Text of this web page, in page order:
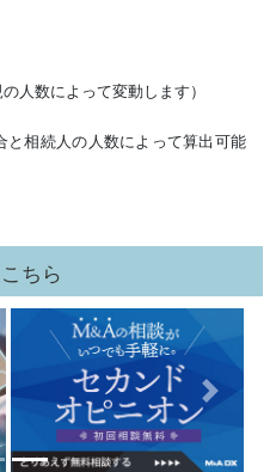
人数によって変動します）
相続人の人数によって算出可能
ちら
Next